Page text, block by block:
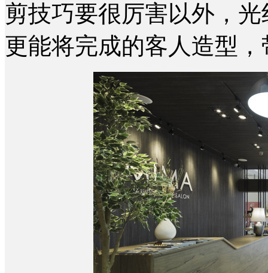
剪技巧要很厉害以外，
更能将完成的客人造型